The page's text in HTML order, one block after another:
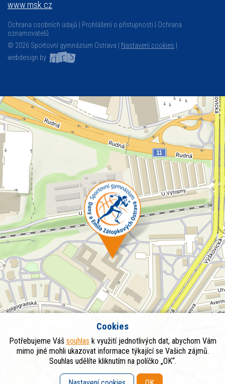
www.msk.cz
Ochrana osobních údajů Prohlášení o přístupnosti
Ochrana
oznamovatelů
© 2026 Sportovní gymnázium Ostrava |
Nastavení cookies
webdesign by
Cookies
Potřebujeme Váš souhlas k využití jednotlivých dat, abychom Vám
mimo jiné mohli ukazovat informace týkající se Vašich zájmů.
Souhlas udělíte kliknutím na políčko „OK“.